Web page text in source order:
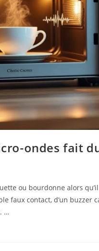
ondes fait
ou bourdonne alors
faux contact, d’un
…